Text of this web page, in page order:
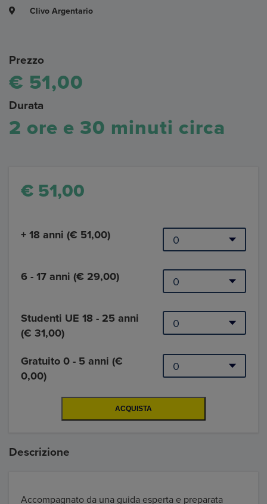
Clivo Argentario
Prezzo
€ 51,00
Durata
2 ore e 30 minuti circa
€ 51,00
+ 18 anni (€ 51,00)
6 - 17 anni (€ 29,00)
Studenti UE 18 - 25 anni
(€ 31,00)
Gratuito 0 - 5 anni (€
0,00)
Descrizione
Accompagnato da una guida esperta e preparata